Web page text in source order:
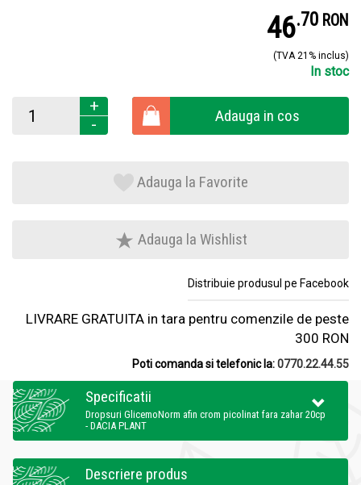
46.7 RON
(TVA 21% inclus)
In stoc
+
-
Adauga in cos
Adauga la Favorite
Adauga la Wishlist
Distribuie produsul pe Facebook
LIVRARE GRATUITA in tara pentru comenzile de peste
300 RON
Poti comanda si telefonic la:0770.22.44.55
Specificatii
Dropsuri GlicemoNorm afin crom picolinat fara zahar 20cp
- DACIA PLANT
Descriere produs